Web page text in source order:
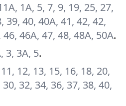
1А, 5, 7, 9, 19, 25, 27,
39, 40, 40А, 41, 42, 42,
46А, 47, 48, 48А, 50А.
3, 3А, 5.
12, 13, 15, 16, 18, 20,
32, 34, 36, 37, 38, 40,